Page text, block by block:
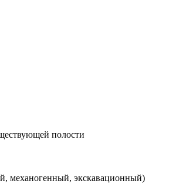
полости
механогенный, экскавационный)